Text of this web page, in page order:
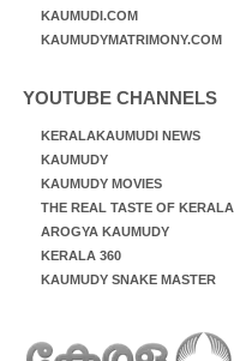
KAUMUDI.COM
KAUMUDYMATRIMONY.COM
YOUTUBE CHANNELS
KERALAKAUMUDI NEWS
KAUMUDY
KAUMUDY MOVIES
THE REAL TASTE OF KERALA
AROGYA KAUMUDY
KERALA 360
KAUMUDY SNAKE MASTER